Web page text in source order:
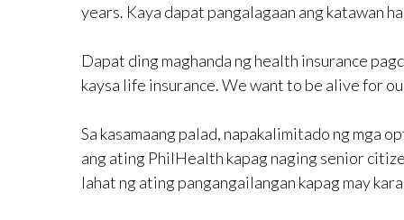
years. Kaya dapat pangalagaan ang katawan
Dapat ding maghanda ng health insurance
kaysa life insurance. We want to be alive for
Sa kasamaang palad, napakalimitado ng mga
ang ating PhilHealth kapag naging senior
lahat ng ating pangangailangan kapag may